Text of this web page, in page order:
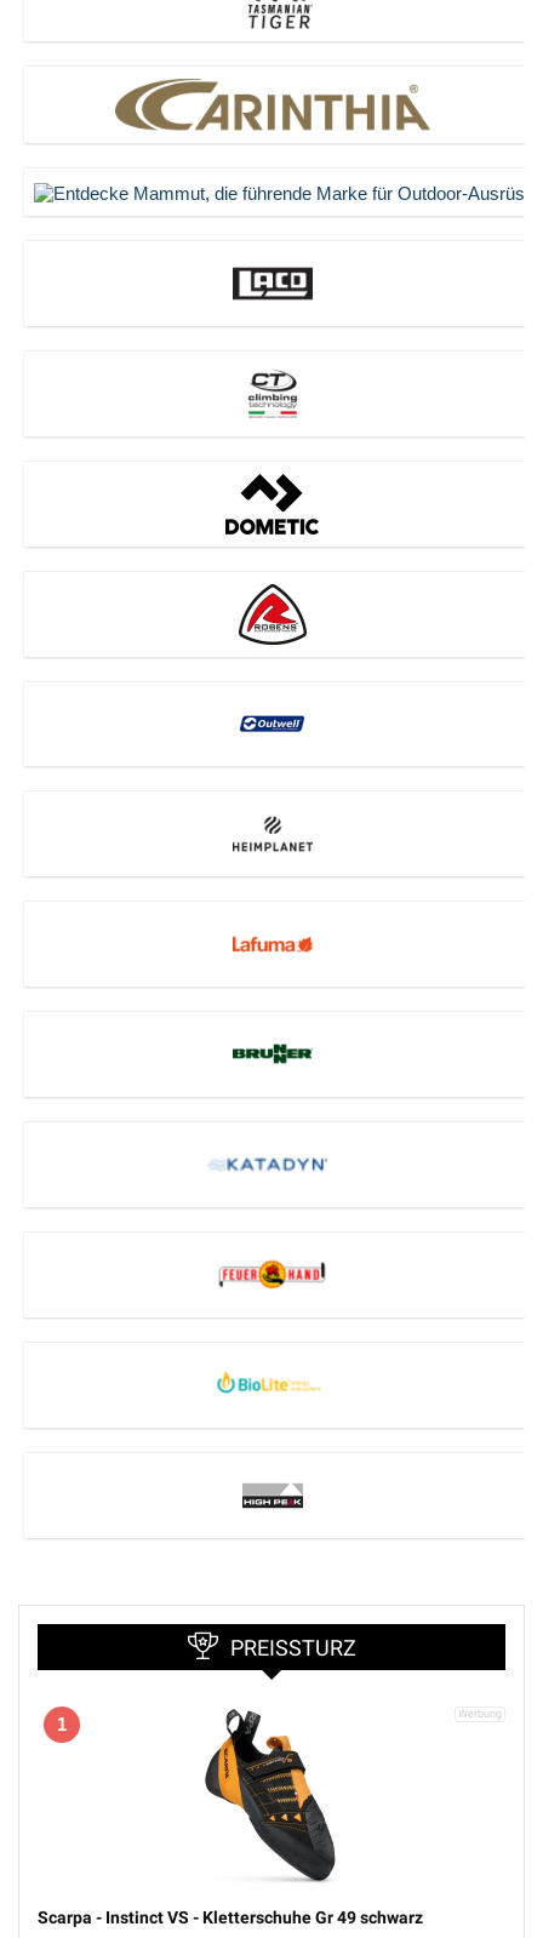
PREISSTURZ
1
Scarpa - Instinct VS - Kletterschuhe Gr 49 schwarz